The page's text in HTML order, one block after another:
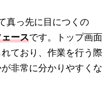
真っ先に目につくの
ースです。トップ画面
ており、作業を行う際
非常に分かりやすくな